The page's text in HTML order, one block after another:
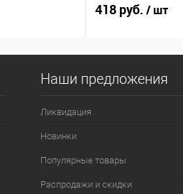
418 руб. / шт
Наши предложения
Ликвидация
Новинки
Популярные товары
Распродажи и скидки